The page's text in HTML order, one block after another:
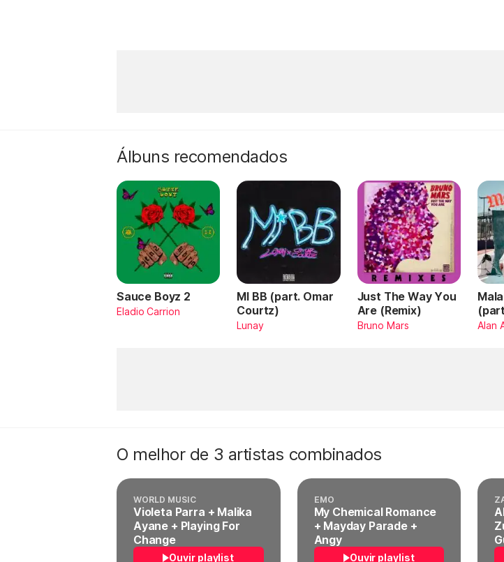
Álbuns recomendados
Sauce Boyz 2
Eladio Carrion
MI BB (part. Omar
Courtz)
Lunay
Just The Way You
Are (Remix)
Bruno Mars Alan
O melhor de 3 artistas combinados
WORLD MUSIC
Violeta Parra + Malika
Ayane + Playing For
Change
Ouvir playlist
EMO
My Chemical Romance
+ Mayday Parade +
Angy
Ouvir playlist